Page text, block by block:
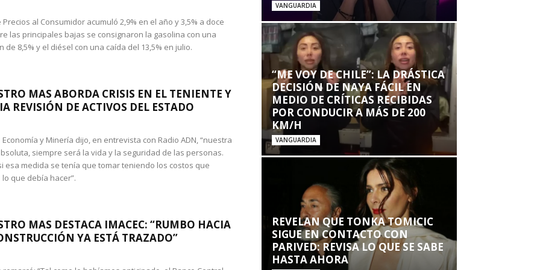
Precios al Consumidor acumuló 2,9% en el año y 3,5% a doce
las principales bajas se consignaron la gasolina con una
de 8,5% y el diésel con una caída del 13,5% en julio.
MAS ABORDA CRISIS EN EL TENIENTE Y
REVISIÓN DE ACTIVOS DEL ESTADO
y Minería dijo, en entrevista con Radio ADN, “nuestra
siempre será la vida y la seguridad de las personas.
esa medida se tenía que tomar teniendo los costos que
que debía hacer”.
MAS DESTACA IMACEC: “RUMBO HACIA
YA ESTÁ TRAZADO”
VANGUARDIA
“ME VOY DE CHILE”: LA DRÁSTICA
DECISIÓN DE NAYA FÁCIL EN
MEDIO DE CRÍTICAS RECIBIDAS
POR CONDUCIR A MÁS DE 200
KM/H
VANGUARDIA
REVELAN QUE TONKA TOMICIC
SIGUE EN CONTACTO CON
PARIVED: REVISA LO QUE SE SABE
HASTA AHORA